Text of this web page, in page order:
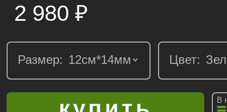
2 980 ₽
Размер: Цвет:
В